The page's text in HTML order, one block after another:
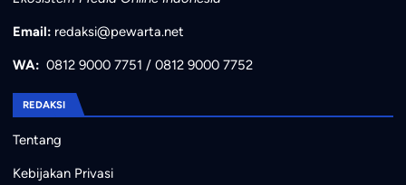
Email: redaksi@pewarta.net
WA: 0812 9000 7751 / 0812 9000 7752
REDAKSI
Tentang
Kebijakan Privasi